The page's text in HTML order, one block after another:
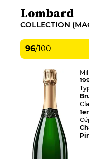
Lombard
COLLECTION
96/100